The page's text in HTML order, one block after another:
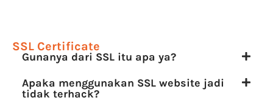
SSL Certificate
Gunanya dari SSL itu apa ya?
Apaka menggunakan SSL website jadi
tidak terhack?